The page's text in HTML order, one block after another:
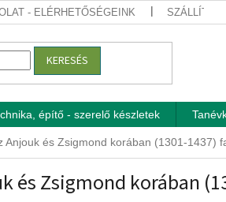
- ELÉRHETŐSÉGEINK SZÁLLÍTÁSI
KERESÉS
építő - szerelő készletek
Anjouk és Zsigmond korában (1301-1437)
és Zsigmond korában